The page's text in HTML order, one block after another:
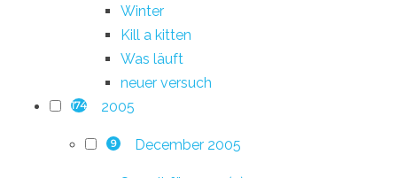
Winter
Kill a kitten
Was läuft
neuer versuch
174 2005
9 December 2005